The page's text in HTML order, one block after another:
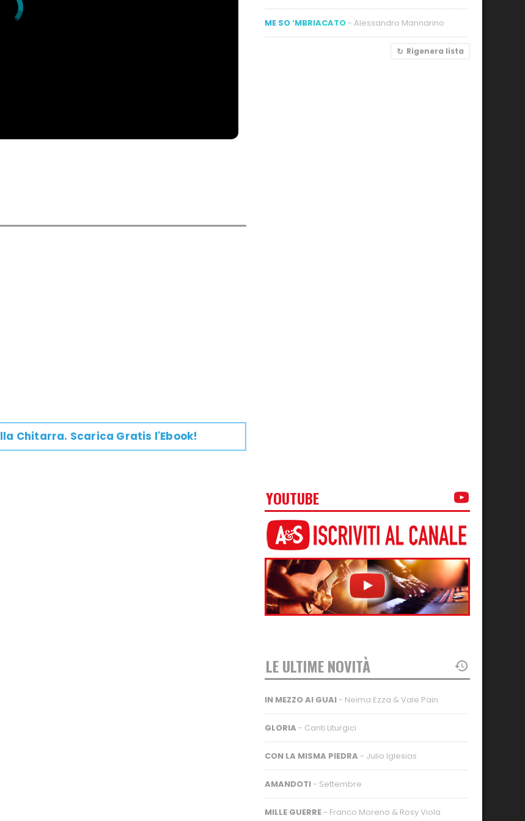
lla Chitarra. Scarica Gratis l'Ebook!
ME SO ‘MBRIACATO - Alessandro Mannarino
Rigenera lista
YOUTUBE
LE ULTIME NOVITÀ
IN MEZZO AI GUAI - Neima Ezza & Vale Pain
GLORIA - Canti Liturgici
CON LA MISMA PIEDRA - Julio Iglesias
AMANDOTI - Settembre
MILLE GUERRE - Franco Moreno & Rosy Viola